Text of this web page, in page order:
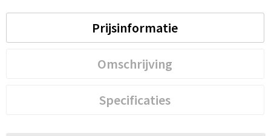
Prijsinformatie
Omschrijving
Specificaties